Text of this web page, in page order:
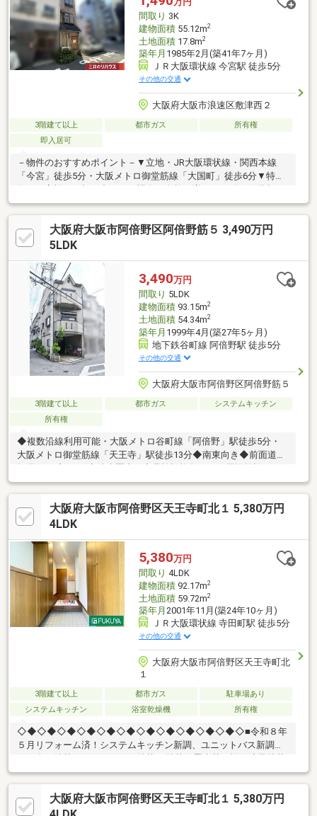
います。ご了承よろしくお願いいたします。
間取り 3K
建物面積55.12m2
土地面積17.8m2
築年月 1985年2月(築41年7ヶ月)
ＪＲ大阪環状線 今宮駅 徒歩5分
その他の交通
大阪府大阪市浪速区敷津西２
3階建て以上 都市ガス
所有権
即入居可
－物件のおすすめポイント－▼立地・JR大阪環状線・関西本線
「今宮」徒歩5分・大阪メトロ御堂筋線「大国町」徒歩6分▼特
階にバルコニー有・前面道路は北東側幅員約6.0m公道・即引渡し
可能(残金精算後)▼周辺環境・マックスバリュ塩草店 徒歩3分(約
210m)・ローソン敷津西2丁目店 徒歩2分(約110m)・敷津小学校 徒
歩7分(約560m)※容積率は前面道路幅員により360%に制限されま
件の詳細・ご相談はお気軽にお問い合わせください。
大阪府大阪市阿倍野区阿倍野筋５ 3,490万円
5LDK
3,490万円
間取り 5LDK
建物面積93.15m2
土地面積54.34m2
築年月 1999年4月(築27年5ヶ月)
地下鉄谷町線 阿倍野駅 徒歩5分
その他の交通
大阪府大阪市阿倍野区阿倍野筋５
3階建て以上 都市ガス
システムキッチン
所有権
◆複数沿線利用可能・大阪メトロ谷町線「阿倍野」駅徒歩5分・
大阪メトロ御堂筋線「天王寺」駅徒歩13分◆南東向き◆前面道路
幅員5.5m◆5LDK◆徒歩圏内に商業施設複数あり～周辺施設～・
関西スーパーベルタ店まで約600m・イズミヤ昭和町店まで約
740m・セブンイレブン大阪阿倍野筋5丁目店まで約120m・大阪阿
倍野筋郵便局まで約150m・あべのキューズモールまで約900m・
あべのandまで約860m・Hoopまで約950m・丸山小学校まで約
大阪府大阪市阿倍野区天王寺町北１ 5,380万円
4LDK
5,380万円
間取り 4LDK
建物面積92.17m2
土地面積59.72m2
築年月 2001年11月(築24年10ヶ月)
ＪＲ大阪環状線 寺田町駅 徒歩5分
その他の交通
大阪府大阪市阿倍野区天王寺町北
１
3階建て以上 都市ガス
駐車場あり
システムキッチン
浴室乾燥機 所有権
◇◆◇◆◇◆◇◆◇◆◇◆◇◆◇◆◇◆◇◆◇◆◇■令和８年
５月リフォーム済！システムキッチン新調、ユニットバス新調ク
等■大阪環状線「寺田町」駅徒歩５分■車庫付鉄骨造３階建■４Ｌ
ＤＫ＋ロフト■２階に水廻りが集約♪■食洗器・浴室乾燥機付♪・ス
ーパーやコンビニ、ドラッグストアなど生活に便利な施設が周辺
には充実しています♪〇万代天王寺店：徒歩6分（440ｍ）〇セブ
大阪府大阪市阿倍野区天王寺町北１ 5,380万円